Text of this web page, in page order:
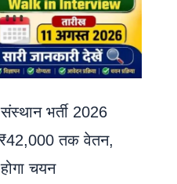
भर्ती 2026
₹42,000 तक वेतन,
चयन